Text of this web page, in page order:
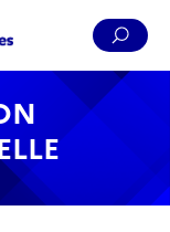
Pied de page